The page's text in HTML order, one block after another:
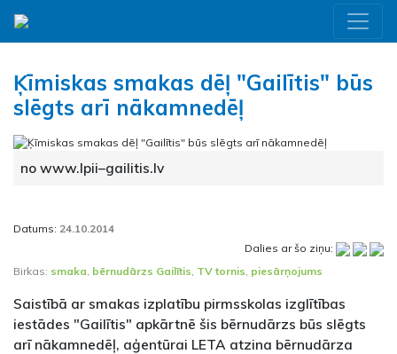
Ķīmiskas smakas dēļ "Gailītis" būs
slēgts arī nākamnedēļ
no www.lpii–gailitis.lv
Datums: 24.10.2014
Dalies ar šo ziņu:
Birkas: smaka bērnudārzs Gailītis TV tornis piesārņojums
Saistībā ar smakas izplatību pirmsskolas izglītības
iestādes "Gailītis" apkārtnē šis bērnudārzs būs slēgts
arī nākamnedēļ, aģentūrai LETA atzina bērnudārza